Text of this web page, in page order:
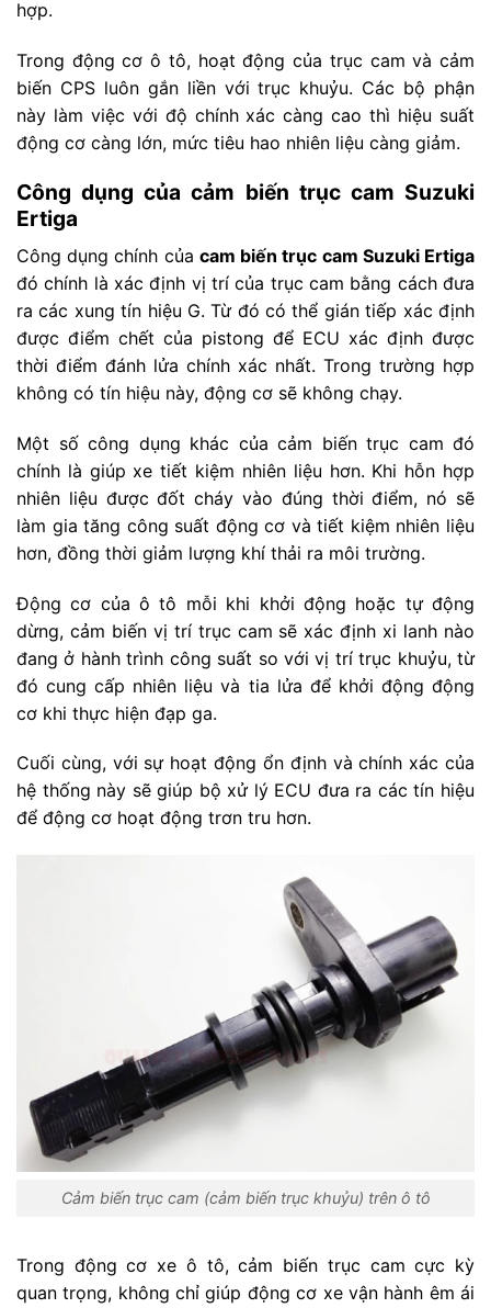
hợp.
Trong động cơ ô tô, hoạt động của trục cam và cảm
biến CPS luôn gắn liền với trục khuỷu. Các bộ phận
này làm việc với độ chính xác càng cao thì hiệu suất
động cơ càng lớn, mức tiêu hao nhiên liệu càng giảm.
Công dụng của cảm biến trục cam Suzuki
Ertiga
Công dụng chính của cam biến trục cam Suzuki Ertiga
đó chính là xác định vị trí của trục cam bằng cách đưa
ra các xung tín hiệu G. Từ đó có thể gián tiếp xác định
được điểm chết của pistong để ECU xác định được
thời điểm đánh lửa chính xác nhất. Trong trường hợp
không có tín hiệu này, động cơ sẽ không chạy.
Một số công dụng khác của cảm biến trục cam đó
chính là giúp xe tiết kiệm nhiên liệu hơn. Khi hỗn hợp
nhiên liệu được đốt cháy vào đúng thời điểm, nó sẽ
làm gia tăng công suất động cơ và tiết kiệm nhiên liệu
hơn, đồng thời giảm lượng khí thải ra môi trường.
Động cơ của ô tô mỗi khi khởi động hoặc tự động
dừng, cảm biến vị trí trục cam sẽ xác định xi lanh nào
đang ở hành trình công suất so với vị trí trục khuỷu, từ
đó cung cấp nhiên liệu và tia lửa để khởi động động
cơ khi thực hiện đạp ga.
Cuối cùng, với sự hoạt động ổn định và chính xác của
hệ thống này sẽ giúp bộ xử lý ECU đưa ra các tín hiệu
để động cơ hoạt động trơn tru hơn.
Cảm biến trục cam (cảm biến trục khuỷu) trên ô tô
Trong động cơ xe ô tô, cảm biến trục cam cực kỳ
quan trọng, không chỉ giúp động cơ xe vận hành êm ái